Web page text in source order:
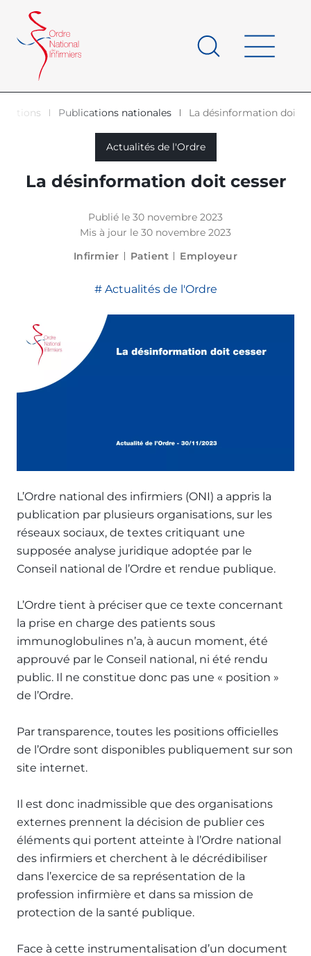
contenu
principal
d'Ariane Publications nationales La désinformation doit
Actualités de l'Ordre
La désinformation doit cesser
Publié le 30 novembre 2023
Mis à jour le 30 novembre 2023
Infirmier
Patient Employeur
Actualités de l'Ordre
L’Ordre national des infirmiers (ONI) a appris la
publication par plusieurs organisations, sur les
réseaux sociaux, de textes critiquant une
supposée analyse juridique adoptée par le
Conseil national de l’Ordre et rendue publique.
L’Ordre tient à préciser que ce texte concernant
la prise en charge des patients sous
immunoglobulines n’a, à aucun moment, été
approuvé par le Conseil national, ni été rendu
public. Il ne constitue donc pas une « position »
de l’Ordre.
Par transparence, toutes les positions officielles
de l’Ordre sont disponibles publiquement sur son
site internet.
Il est donc inadmissible que des organisations
externes prennent la décision de publier ces
éléments qui portent atteinte à l’Ordre national
des infirmiers et cherchent à le décrédibiliser
dans l’exercice de sa représentation de la
profession infirmière et dans sa mission de
protection de la santé publique.
Face à cette instrumentalisation d’un document
page
Panneau de gestion des cookies